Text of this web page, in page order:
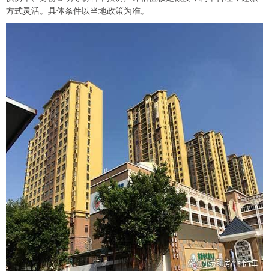
方式灵活。具体条件以当地政策为准。